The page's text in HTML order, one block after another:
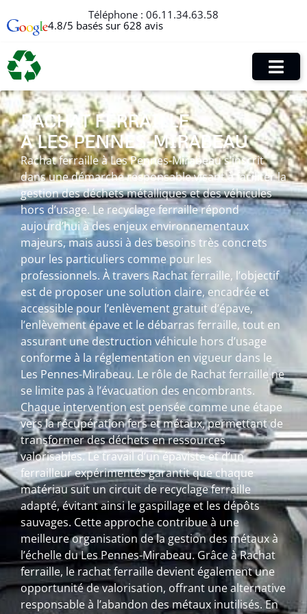
Téléphone : 06.11.34.63.58
4.8/5 basés sur 628 avis
RACHAT FERRAILLE
À LES PENNES-MIRABEAU
Rachat ferraille à Les Pennes-Mirabeau s’inscrit
dans une démarche responsable visant à faciliter la
gestion des déchets métalliques et des véhicules
hors d’usage. Le recyclage ferraille répond
aujourd’hui à des enjeux environnementaux
majeurs, mais aussi à des besoins très concrets
pour les particuliers comme pour les
professionnels. À travers Rachat ferraille, l’objectif
est de proposer une solution claire, encadrée et
accessible pour l’enlèvement gratuit d’épave,
l’enlèvement épave et le débarras ferraille, tout en
assurant une destruction véhicule hors d’usage
conforme à la réglementation en vigueur dans le
Les Pennes-Mirabeau. Le rôle de Rachat ferraille ne
se limite pas à l’évacuation des encombrants.
Chaque intervention est pensée comme une étape
vers la récupération fers et métaux, permettant de
transformer des déchets en ressources
valorisables. Le travail d’un épaviste et d’un
ferrailleur expérimentés garantit que chaque
matériau suit un circuit de recyclage ferraille
adapté, évitant ainsi le gaspillage et les dépôts
sauvages. Cette approche contribue à une
meilleure organisation de la gestion des métaux à
l’échelle du Les Pennes-Mirabeau. Grâce à Rachat
ferraille, le rachat ferraille devient également une
opportunité de valorisation, offrant une alternative
responsable à l’abandon des métaux inutilisés. En